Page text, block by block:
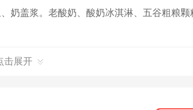
奶盖浆。老酸奶、酸奶冰淇淋、五谷粗粮颗
击展开